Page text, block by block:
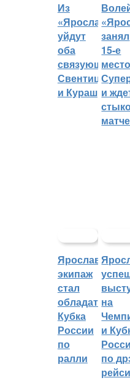
Из
«Ярославича»
уйдут
оба
связующих:
Свентицкис
и Кураш
занял
15-е
и
Ярославский
экипаж
стал
обладателем
Кубка
России
по
ралли
на
и
по